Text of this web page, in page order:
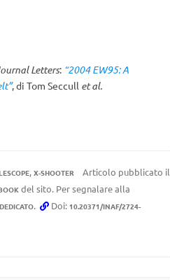
Letters: “2004 EW95: A
, di Tom Seccull et al.
, X-SHOOTER
Articolo pubblicato il
del sito. Per segnalare alla
. Doi: 10.20371/INAF/2724-